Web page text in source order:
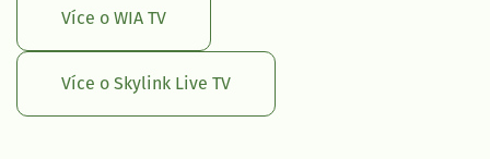
Více o WIA TV
Více o Skylink Live TV